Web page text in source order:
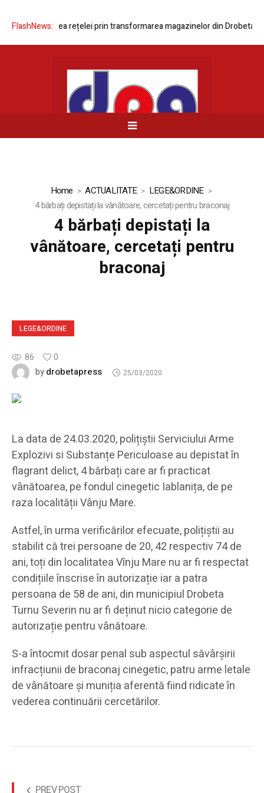
FlashNews:
modernizarea rețelei prin transformarea magazinelor din Drobeta-
Home ACTUALITATE
LEGE&ORDINE
4 bărbați depistați la vânătoare, cercetați pentru braconaj
4 bărbați depistați la
vânătoare, cercetați pentru
braconaj
LEGE&ORDINE
86
0
bydrobetapress 25/03/2020
La data de 24.03.2020, polițiștii Serviciului Arme
Explozivi si Substanțe Periculoase au depistat în
flagrant delict, 4 bărbați care ar fi practicat
vânătoarea, pe fondul cinegetic Iablanița, de pe
raza localității Vânju Mare.
Astfel, în urma verificărilor efecuate, polițiștii au
stabilit că trei persoane de 20, 42 respectiv 74 de
ani, toți din localitatea Vînju Mare nu ar fi respectat
condițiile înscrise în autorizație iar a patra
persoana de 58 de ani, din municipiul Drobeta
Turnu Severin nu ar fi deținut nicio categorie de
autorizație pentru vânătoare.
S-a întocmit dosar penal sub aspectul săvârșirii
infracțiunii de braconaj cinegetic, patru arme letale
de vânătoare și muniția aferentă fiind ridicate în
vederea continuării cercetărilor.